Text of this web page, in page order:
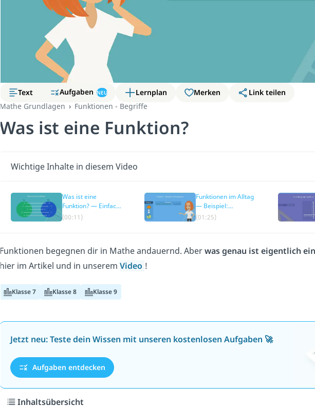
Text Aufgaben NEU Lernplan Merken
Link teilen
Mathe Grundlagen
Funktionen - Begriffe
Was ist eine Funktion?
Wichtige Inhalte in diesem Video
Was ist eine
Funktion? — Einfach
erklärt
(00:11)
Funktionen im Alltag
— Beispiel:
Verkaufspreis
(01:25)
Funktionen begegnen dir in Mathe andauernd. Aberwas genau ist eigentlich
hier im Artikel und in unserem Video !
Klasse 7 Klasse 8 Klasse 9
Jetzt neu: Teste dein Wissen mit unseren kostenlosen Aufgaben 🚀
Aufgaben entdecken
Inhaltsübersicht